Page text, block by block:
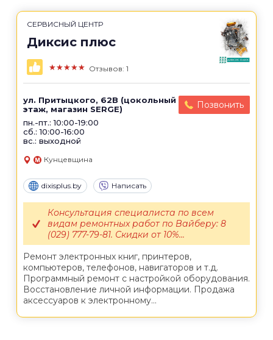
СЕРВИСНЫЙ ЦЕНТР
Диксис плюс
★★★★★ Отзывов: 1
ул. Притыцкого, 62B (цокольный
этаж, магазин SERGE)
пн.-пт.: 10:00-19:00
сб.: 10:00-16:00
вс.: выходной
Позвонить
Кунцевщина
dixisplus.by Написать
Ремонт электронных книг, принтеров,
компьютеров, телефонов, навигаторов и т.д.
Программный ремонт с настройкой оборудования.
Восстановление личной информации. Продажа
аксессуаров к электронному...
Консультация специалиста по всем
видам ремонтных работ по Вайберу: 8
(029) 777-79-81. Скидки от 10%...